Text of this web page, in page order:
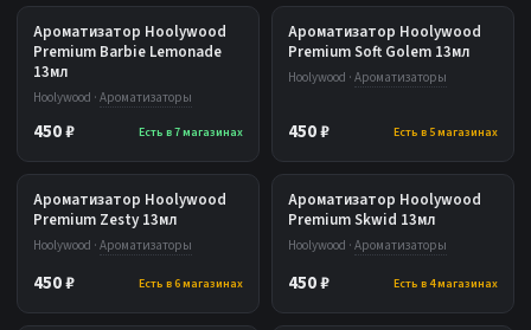
Ароматизатор Hoolywood
Premium Barbie Lemonade
13мл
Hoolywood · Ароматизаторы
450 ₽ Есть в 7 магазинах
Ароматизатор Hoolywood
Premium Soft Golem 13мл
Hoolywood · Ароматизаторы
450 ₽ Есть в 5 магазинах
Ароматизатор Hoolywood
Premium Zesty 13мл
Hoolywood · Ароматизаторы
450 ₽ Есть в 6 магазинах
Ароматизатор Hoolywood
Premium Skwid 13мл
Hoolywood · Ароматизаторы
450 ₽ Есть в 4 магазинах